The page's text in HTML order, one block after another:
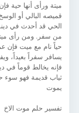
ميتة ورأى أنها حية
قميصه البالي أو
الحي قد أحدث في
من سفر. ومن رأى
حياً نام مع ميت فإن
يسافر سفراً بعيداً،
فإنه يخالط قوماً في
ثياب قديمة فهو سوء
يموت
تفسير حلم موت الاخ